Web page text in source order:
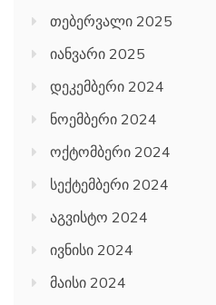
თებერვალი 2025
იანვარი 2025
დეკემბერი 2024
ნოემბერი 2024
ოქტომბერი 2024
სექტემბერი 2024
აგვისტო 2024
ივნისი 2024
მაისი 2024